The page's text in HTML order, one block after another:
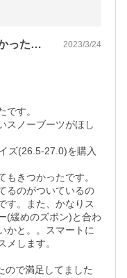
きつくて長時間履くのがしんどかったです… 2023/3/24
です。
スノーブーツがほし
ズ(26.5-27.0)を購入
きつかったです。
るのがついているの
す。また、かなりス
(緩めのズボン)と合わ
かと。。スマートに
メします。